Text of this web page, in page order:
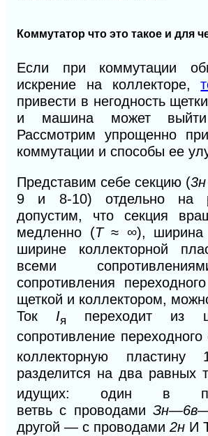
Коммутатор что это такое и для
Если при коммутации
искрение на коллекторе,
привести в негодность
и машина может
Рассмотрим упрощенно
коммутации и способы ее
Представим себе секцию (3н
9 и 8-10) отдельно на
допустим, что секция
медленно (Т ≈ ∞), ширина
ширине коллекторной
всеми
сопротивления
щеткой и коллектором,
Ток Iя переходит из
сопротивление переходного
коллекторную
разделится на два равных
идущих: один в
ветвьс проводами
другой — с проводами 2н И